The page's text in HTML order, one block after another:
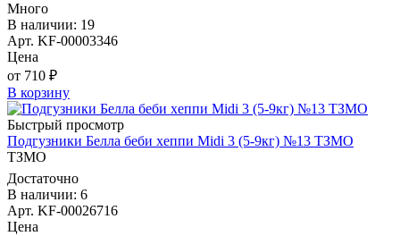
Много
В наличии: 19
Арт. KF-00003346
Цена
от 710 ₽
В корзину
Быстрый просмотр
Подгузники Белла беби хеппи Midi 3 (5-9кг) №13 ТЗМО
ТЗМО
Достаточно
В наличии: 6
Арт. KF-00026716
Цена